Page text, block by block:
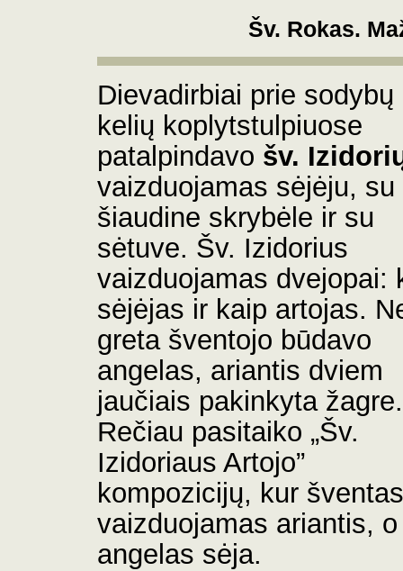
Šv. Rokas.
Dievadirbiai prie sodybų
kelių koplytstulpiuose
patalpindavo šv.
vaizduojamas sėjėju, su
šiaudine skrybėle ir su
sėtuve. Šv. Izidorius
vaizduojamas dvejopai:
sėjėjas ir kaip artojas.
greta šventojo būdavo
angelas, ariantis dviem
jaučiais pakinkyta žagre.
Rečiau pasitaiko „Šv.
Izidoriaus Artojo”
kompozicijų, kur
vaizduojamas ariantis, o
angelas sėja.